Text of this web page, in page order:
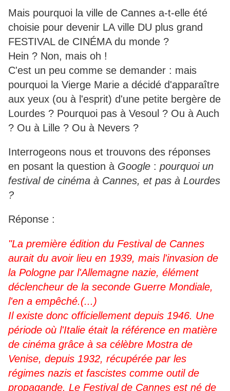
Mais pourquoi la ville de Cannes a-t-elle été
choisie pour devenir LA ville DU plus grand
FESTIVAL de CINÉMA du monde ?
Hein ? Non, mais oh !
C'est un peu comme se demander : mais
pourquoi la Vierge Marie a décidé d'apparaître
aux yeux (ou à l'esprit) d'une petite bergère de
Lourdes ? Pourquoi pas à Vesoul ? Ou à Auch
? Ou à Lille ? Ou à Nevers ?
Interrogeons nous et trouvons des réponses
en posant la question à Google : pourquoi un
festival de cinéma à Cannes, et pas à Lourdes
?
Réponse :
"La première édition du Festival de Cannes
aurait du avoir lieu en 1939, mais l'invasion de
la Pologne par l'Allemagne nazie, élément
déclencheur de la seconde Guerre Mondiale,
l'en a empêché.(...)
Il existe donc officiellement depuis 1946. Une
période où l'Italie était la référence en matière
de cinéma grâce à sa célèbre Mostra de
Venise, depuis 1932, récupérée par les
régimes nazis et fascistes comme outil de
propagande. Le Festival de Cannes est né de